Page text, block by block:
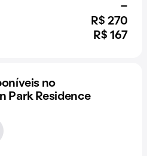
-
R$ 270
R$ 167
no
Park Residence